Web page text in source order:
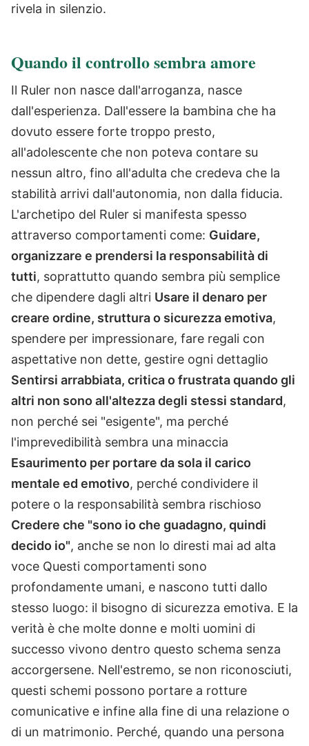
rivela in silenzio.
Quando il controllo sembra amore
Il Ruler non nasce dall'arroganza, nasce
dall'esperienza. Dall'essere la bambina che ha
dovuto essere forte troppo presto,
all'adolescente che non poteva contare su
nessun altro, fino all'adulta che credeva che la
stabilità arrivi dall'autonomia, non dalla fiducia.
L'archetipo del Ruler si manifesta spesso
attraverso comportamenti come: Guidare,
organizzare e prendersi la responsabilità di
tutti, soprattutto quando sembra più semplice
che dipendere dagli altri Usare il denaro per
creare ordine, struttura o sicurezza emotiva,
spendere per impressionare, fare regali con
aspettative non dette, gestire ogni dettaglio
Sentirsi arrabbiata, critica o frustrata quando gli
altri non sono all'altezza degli stessi standard,
non perché sei "esigente", ma perché
l'imprevedibilità sembra una minaccia
Esaurimento per portare da sola il carico
mentale ed emotivo, perché condividere il
potere o la responsabilità sembra rischioso
Credere che "sono io che guadagno, quindi
decido io", anche se non lo diresti mai ad alta
voce Questi comportamenti sono
profondamente umani, e nascono tutti dallo
stesso luogo: il bisogno di sicurezza emotiva. E la
verità è che molte donne e molti uomini di
successo vivono dentro questo schema senza
accorgersene. Nell'estremo, se non riconosciuti,
questi schemi possono portare a rotture
comunicative e infine alla fine di una relazione o
di un matrimonio. Perché, quando una persona